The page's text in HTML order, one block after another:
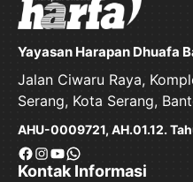
Yayasan Harapan Dhuafa
Jalan Ciwaru Raya,
Serang, Kota Serang,
AHU-0009721, AH.01.12.
Facebook
Instagram
YouTube
WhatsApp
Kontak Informasi